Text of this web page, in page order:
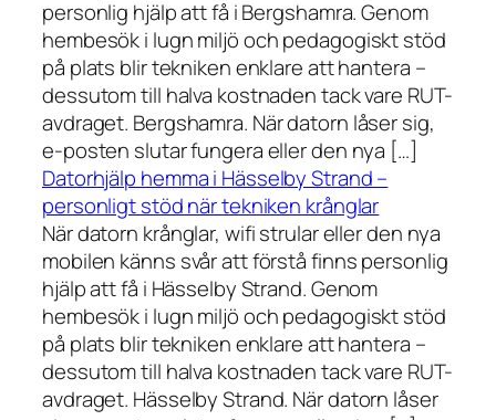
personlig hjälp att få i Bergshamra. Genom
hembesök i lugn miljö och pedagogiskt stöd
på plats blir tekniken enklare att hantera –
dessutom till halva kostnaden tack vare RUT-
avdraget. Bergshamra. När datorn låser sig,
e-posten slutar fungera eller den nya […]
Datorhjälp hemma i Hässelby Strand –
personligt stöd när tekniken krånglar
När datorn krånglar, wifi strular eller den nya
mobilen känns svår att förstå finns personlig
hjälp att få i Hässelby Strand. Genom
hembesök i lugn miljö och pedagogiskt stöd
på plats blir tekniken enklare att hantera –
dessutom till halva kostnaden tack vare RUT-
avdraget. Hässelby Strand. När datorn låser